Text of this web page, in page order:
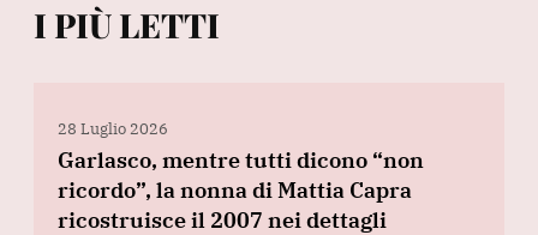
I PIÙ LETTI
28 Luglio 2026
Garlasco, mentre tutti dicono “non
ricordo”, la nonna di Mattia Capra
ricostruisce il 2007 nei dettagli